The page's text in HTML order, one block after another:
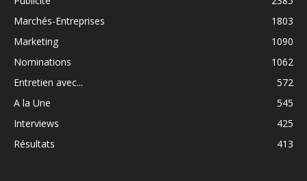
Marchés-Entreprises
1803
Marketing
1090
Nominations
1062
Entretien avec...
572
A la Une
545
Interviews
425
Résultats
413